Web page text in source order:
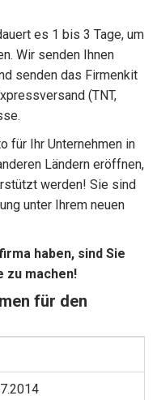
es 1 bis 3 Tage, um
Wir senden Ihnen
senden das Firmenkit
(TNT,
für Ihr Unternehmen in
Ländern eröffnen,
werden! Sie sind
unter Ihrem neuen
haben, sind Sie
zu machen!
für den